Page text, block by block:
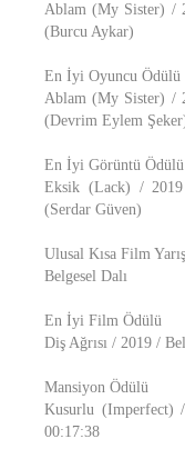
Ablam (My Sister) /
(Burcu Aykar)
En İyi Oyuncu Ödülü
Ablam (My Sister) /
(Devrim Eylem
En İyi Görüntü Ödülü
Eksik (Lack) /
(Serdar Güven)
Ulusal Kısa Film
Belgesel Dalı
En İyi Film Ödülü
Diş Ağrısı / 2019 /
Mansiyon Ödülü
Kusurlu (Imperfect)
00:17:38